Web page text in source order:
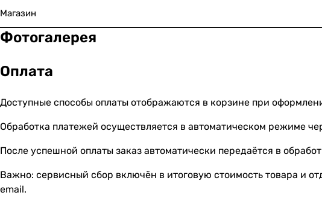
Магазин
Фотогалерея
Оплата
Доступные способы оплаты отображаются в корзине при
Обработка платежей осуществляется в автоматическом режиме
После успешной оплаты заказ автоматически передаётся в
Важно: сервисный сбор включён в итоговую стоимость товара и
email.